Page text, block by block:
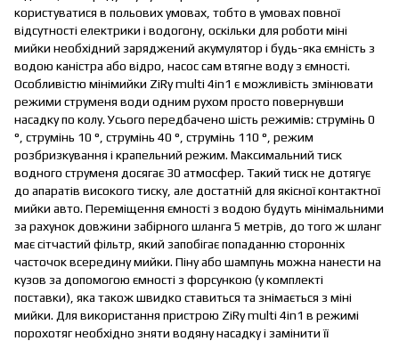
користуватися в польових умовах, тобто в умовах повної
відсутності електрики і водогону, оскільки для роботи міні
мийки необхідний заряджений акумулятор і будь-яка ємність з
водою каністра або відро, насос сам втягне воду з ємності.
Особливістю мінімийки ZiRy multi 4in1 є можливість змінювати
режими струменя води одним рухом просто повернувши
насадку по колу. Усього передбачено шість режимів: струмінь 0
°, струмінь 10 °, струмінь 40 °, струмінь 110 °, режим
розбризкування і крапельний режим. Максимальний тиск
водного струменя досягає 30 атмосфер. Такий тиск не дотягує
до апаратів високого тиску, але достатній для якісної контактної
мийки авто. Переміщення ємності з водою будуть мінімальними
за рахунок довжини забірного шланга 5 метрів, до того ж шланг
має сітчастий фільтр, який запобігає попаданню сторонніх
часточок всередину мийки. Піну або шампунь можна нанести на
кузов за допомогою ємності з форсункою (у комплекті
поставки), яка також швидко ставиться та знімається з міні
мийки. Для використання пристрою ZiRy multi 4in1 в режимі
порохотяг необхідно зняти водяну насадку і замінити її